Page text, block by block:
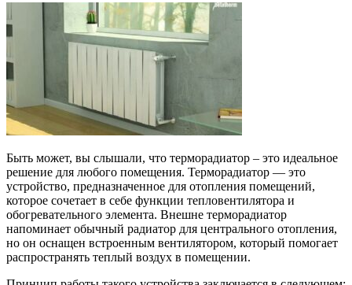
Быть может, вы слышали, что терморадиатор – это идеальное
решение для любого помещения. Терморадиатор — это
устройство, предназначенное для отопления помещений,
которое сочетает в себе функции тепловентилятора и
обогревательного элемента. Внешне терморадиатор
напоминает обычный радиатор для центрального отопления,
но он оснащен встроенным вентилятором, который помогает
распространять теплый воздух в помещении.